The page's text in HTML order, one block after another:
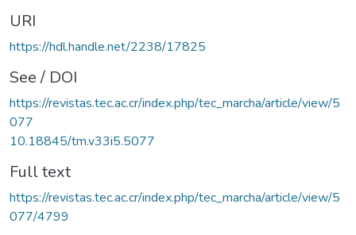
URI
https://hdl.handle.net/2238/17825
See / DOI
https://revistas.tec.ac.cr/index.php/tec_marcha/article/view/5
077
10.18845/tm.v33i5.5077
Full text
https://revistas.tec.ac.cr/index.php/tec_marcha/article/view/5
077/4799